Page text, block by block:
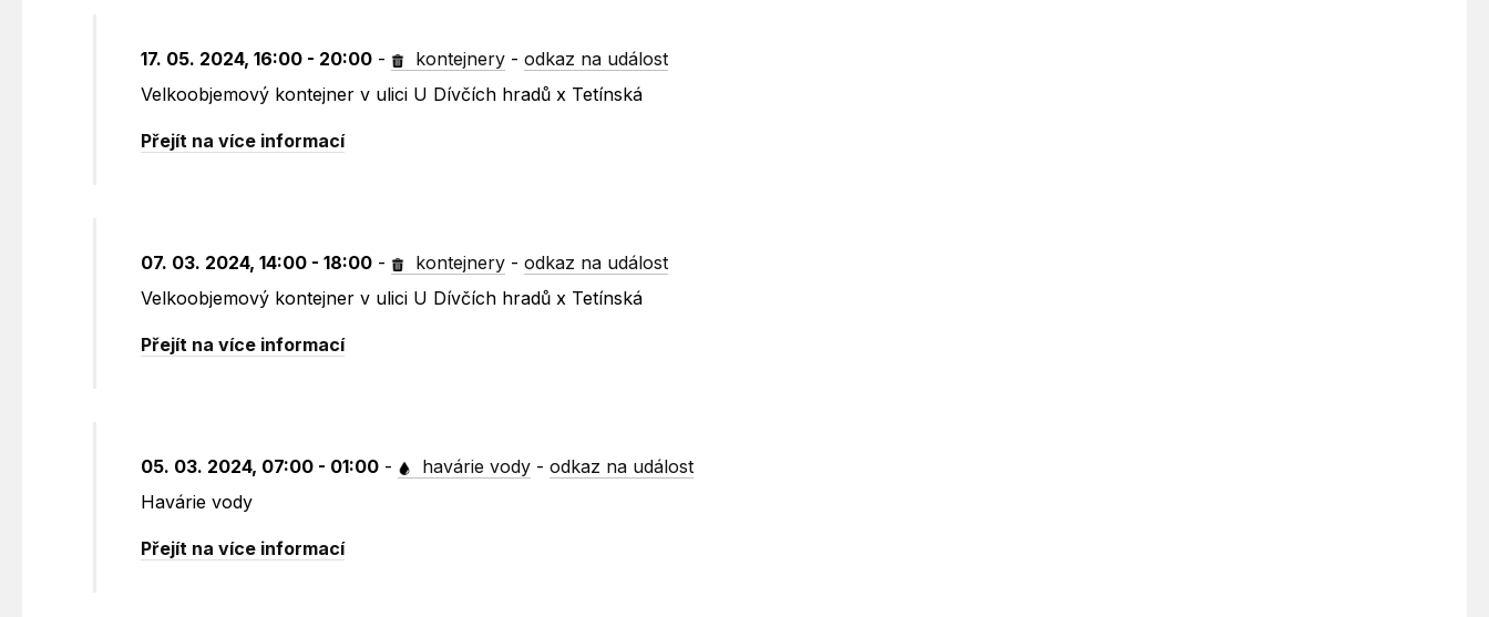
17. 05. 2024, 16:00 - 20:00 - kontejnery -odkaz na událost
Velkoobjemový kontejner v ulici U Dívčích hradů x Tetínská
Přejít na více informací
07. 03. 2024, 14:00 - 18:00 - kontejnery -odkaz na událost
Velkoobjemový kontejner v ulici U Dívčích hradů x Tetínská
Přejít na více informací
05. 03. 2024, 07:00 - 01:00 - havárie vody -odkaz na událost
Havárie vody
Přejít na více informací